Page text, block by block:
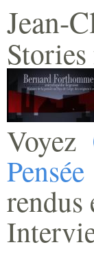
Jean-
Voyez
rendus